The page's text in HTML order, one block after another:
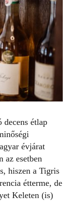
étlap
évjárat
az esetben
hiszen a Tigris
étterme, de
Keleten (is)